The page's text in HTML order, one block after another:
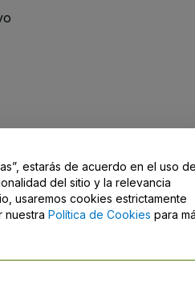
estarás de acuerdo en el uso
del sitio y la relevancia
usaremos cookies estrictamente
nuestra Política de Cookies para